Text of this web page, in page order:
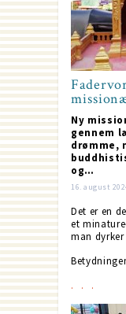
Ny
gennem
drømme,
og…
16. august
Det er en
et
man